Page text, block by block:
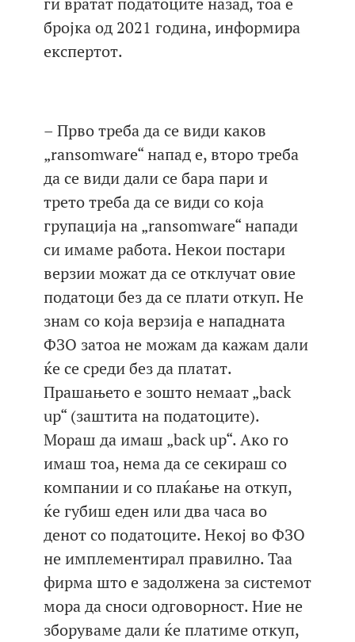
бројка од 2021 година, информира
експертот.
– Прво треба да се види каков
„ransomware“ напад е, второ треба
да се види дали се бара пари и
трето треба да се види со која
групација на „ransomware“ напади
си имаме работа. Некои постари
верзии можат да се отклучат овие
податоци без да се плати откуп. Не
знам со која верзија е нападната
ФЗО затоа не можам да кажам дали
ќе се среди без да платат.
Прашањето е зошто немаат „back
up“ (заштита на податоците).
Мораш да имаш „back up“. Ако го
имаш тоа, нема да се секираш со
компании и со плаќање на откуп,
ќе губиш еден или два часа во
денот со податоците. Некој во ФЗО
не имплементирал правилно. Таа
фирма што е задолжена за системот
мора да сноси одговорност. Ние не
зборуваме дали ќе платиме откуп,